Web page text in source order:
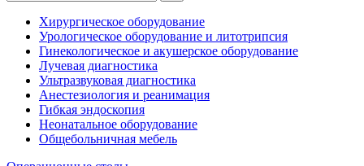
Хирургическое оборудование
Урологическое оборудование и литотрипсия
Гинекологическое и акушерское оборудование
Лучевая диагностика
Ультразвуковая диагностика
Анестезиология и реанимация
Гибкая эндоскопия
Неонатальное оборудование
Общебольничная мебель